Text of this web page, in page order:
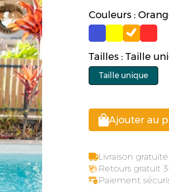
Couleurs :
Tailles : Taille
Taille unique
Ajouter au
Livraison
Retours gratuit
Paiement